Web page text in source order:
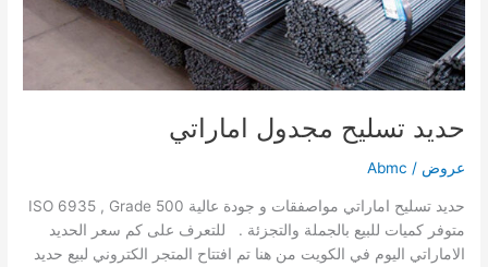
حديد تسليح مجدول اماراتي
عروض /
Abmc
حديد تسليح اماراتي مواصفقات و جودة عالية ISO 6935 , Grade 500
متوفر كميات للبيع بالجملة والتجزئة . للتعرف على كم سعر الحديد
الاماراتي اليوم في الكويت من هنا تم افتتاح المتجر الكتروني لبيع حديد